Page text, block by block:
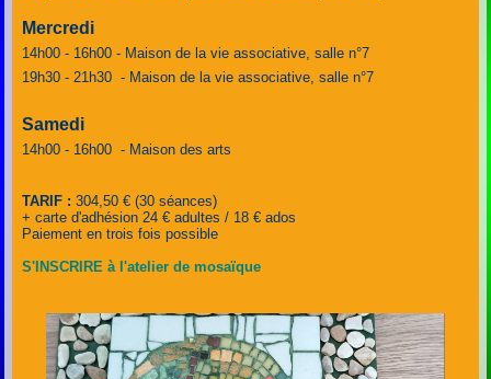
Mercredi
14h00 - 16h00 - Maison de la vie associative, salle n°7
19h30 - 21h30 - Maison de la vie associative, salle n°7
Samedi
14h00 - 16h00 - Maison des arts
TARIF : 304,50 € (30 séances)
+ carte d'adhésion 24 € adultes / 18 € ados
Paiement en trois fois possible
S'INSCRIRE à l'atelier de mosaïque